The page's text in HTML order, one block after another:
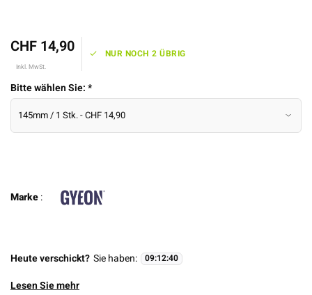
CHF 14,90
Inkl. MwSt.
NUR NOCH 2 ÜBRIG
Bitte wählen Sie:*
Marke:
Heute verschickt? Sie haben: 09:12:39
Lesen Sie mehr